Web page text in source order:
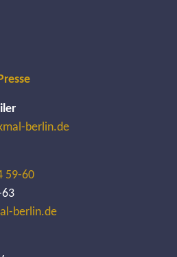
berlin.de
59-60
63
berlin.de